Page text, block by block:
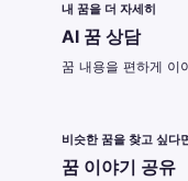
내 꿈을 더 자세히
AI 꿈 상담
꿈 내용을 편하게 이
비슷한 꿈을 찾고 싶다
꿈 이야기 공유